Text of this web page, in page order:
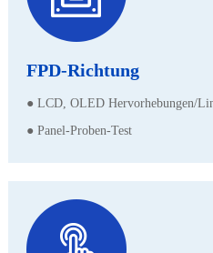
FPD-Richtung
● LCD, OLED Hervorhebungen/
● Panel-Proben-Test